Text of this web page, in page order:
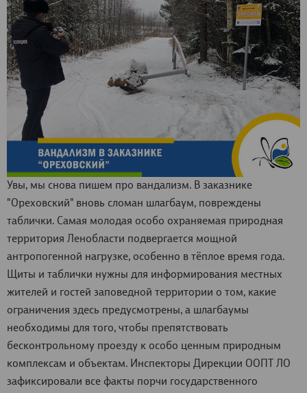
Увы, мы снова пишем про вандализм. В заказнике
"Ореховский" вновь сломан шлагбаум, повреждены
таблички. Самая молодая особо охраняемая природная
территория Ленобласти подвергается мощной
антропогенной нагрузке, особенно в тëплое время года.
Щиты и таблички нужны для информирования местных
жителей и гостей заповедной территории о том, какие
ограничения здесь предусмотрены, а шлагбаумы
необходимы для того, чтобы препятствовать
бесконтрольному проезду к особо ценным природным
комплексам и объектам. Инспекторы Дирекции ООПТ ЛО
зафиксировали все факты порчи государственного